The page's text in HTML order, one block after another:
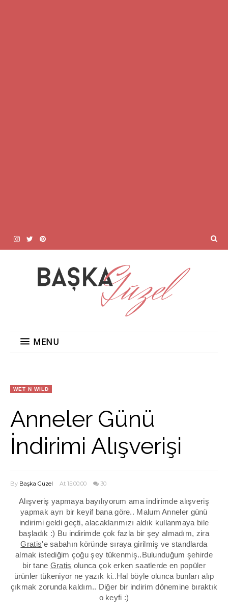
MENU
WET N WILD
Anneler Günü
İndirimi Alışverişi
By Başka Güzel At 15:00:00 30
Alışveriş yapmaya bayılıyorum ama indirimde alışveriş
yapmak ayrı bir keyif bana göre.. Malum Anneler günü
indirimi geldi geçti, alacaklarımızı aldık kullanmaya bile
başladık :) Bu indirimde çok fazla bir şey almadım, zira
Gratis'e sabahın köründe sıraya girilmiş ve standlarda
almak istediğim çoğu şey tükenmiş..Bulunduğum şehirde
bir tane Gratis olunca çok erken saatlerde en popüler
ürünler tükeniyor ne yazık ki..Hal böyle olunca bunları alıp
çıkmak zorunda kaldım.. Diğer bir indirim dönemine bıraktık
o keyfi :)